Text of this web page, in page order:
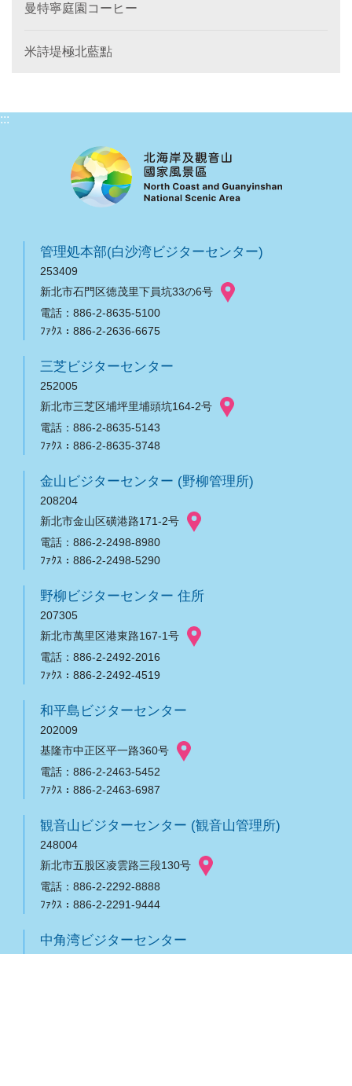
曼特寧庭園コーヒー
米詩堤極北藍點
:::
管理処本部(白沙湾ビジターセンター)
253409
新北市石門区徳茂里下員坑33の6号
電話：886-2-8635-5100
ﾌｧｸｽ：886-2-2636-6675
三芝ビジターセンター
252005
新北市三芝区埔坪里埔頭坑164-2号
電話：886-2-8635-5143
ﾌｧｸｽ：886-2-8635-3748
金山ビジターセンター (野柳管理所)
208204
新北市金山区磺港路171-2号
電話：886-2-2498-8980
ﾌｧｸｽ：886-2-2498-5290
野柳ビジターセンター 住所
207305
新北市萬里区港東路167-1号
電話：886-2-2492-2016
ﾌｧｸｽ：886-2-2492-4519
和平島ビジターセンター
202009
基隆市中正区平一路360号
電話：886-2-2463-5452
ﾌｧｸｽ：886-2-2463-6987
観音山ビジターセンター (観音山管理所)
248004
新北市五股区凌雲路三段130号
電話：886-2-2292-8888
ﾌｧｸｽ：886-2-2291-9444
中角湾ビジターセンター